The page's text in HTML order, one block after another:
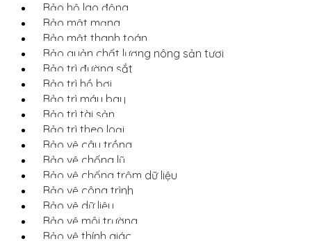
Bảo hộ lao động
Bảo mật mạng
Bảo mật thanh toán
Bảo quản chất lượng nông sản tươi
Bảo trì đường sắt
Bảo trì hồ bơi
Bảo trì máy bay
Bảo trì tài sản
Bảo trì theo loại
Bảo vệ cây trồng
Bảo vệ chống lũ
Bảo vệ chống trộm dữ liệu
Bảo vệ công trình
Bảo vệ dữ liệu
Bảo vệ môi trường
Bảo vệ thính giác